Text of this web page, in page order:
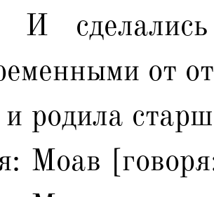
И
от
родила
Моав